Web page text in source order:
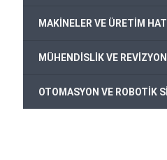
MAKİNELER VE ÜRETİM
MÜHENDİSLİK VE
OTOMASYON VE ROBOTİK